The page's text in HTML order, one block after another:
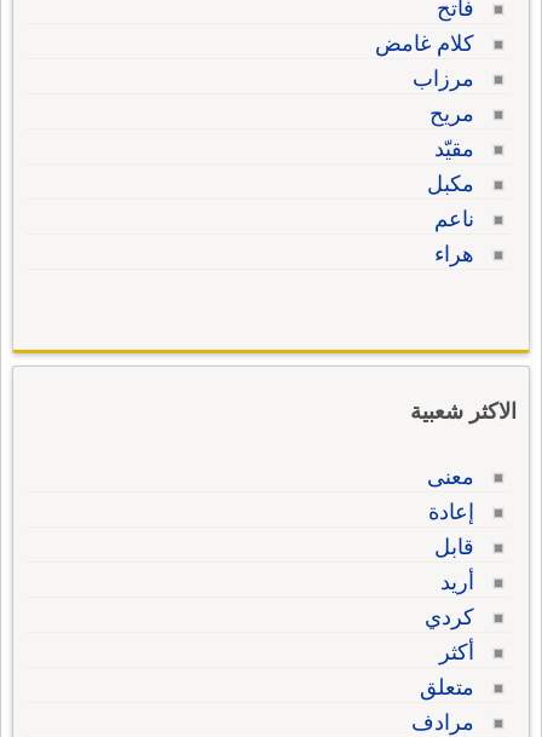
فاتح
كلام غامض
مرزاب
مريح
مقيّد
مكبل
ناعم
هراء
الاكثر شعبية
معنى
إعادة
قابل
أريد
كردي
أكثر
متعلق
مرادف